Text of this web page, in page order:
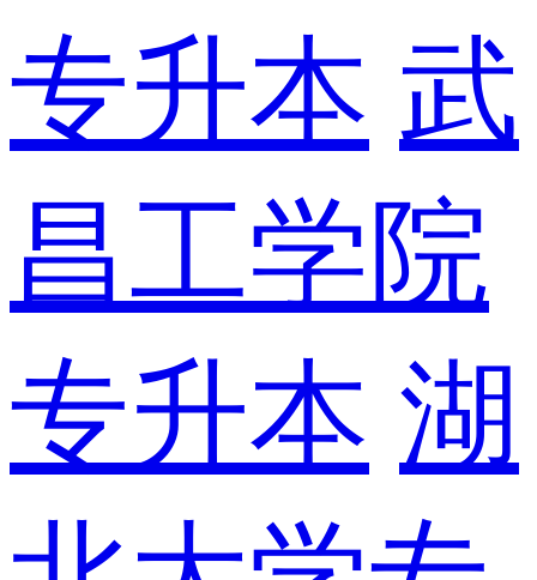
专升本 武
昌工学院
专升本 湖